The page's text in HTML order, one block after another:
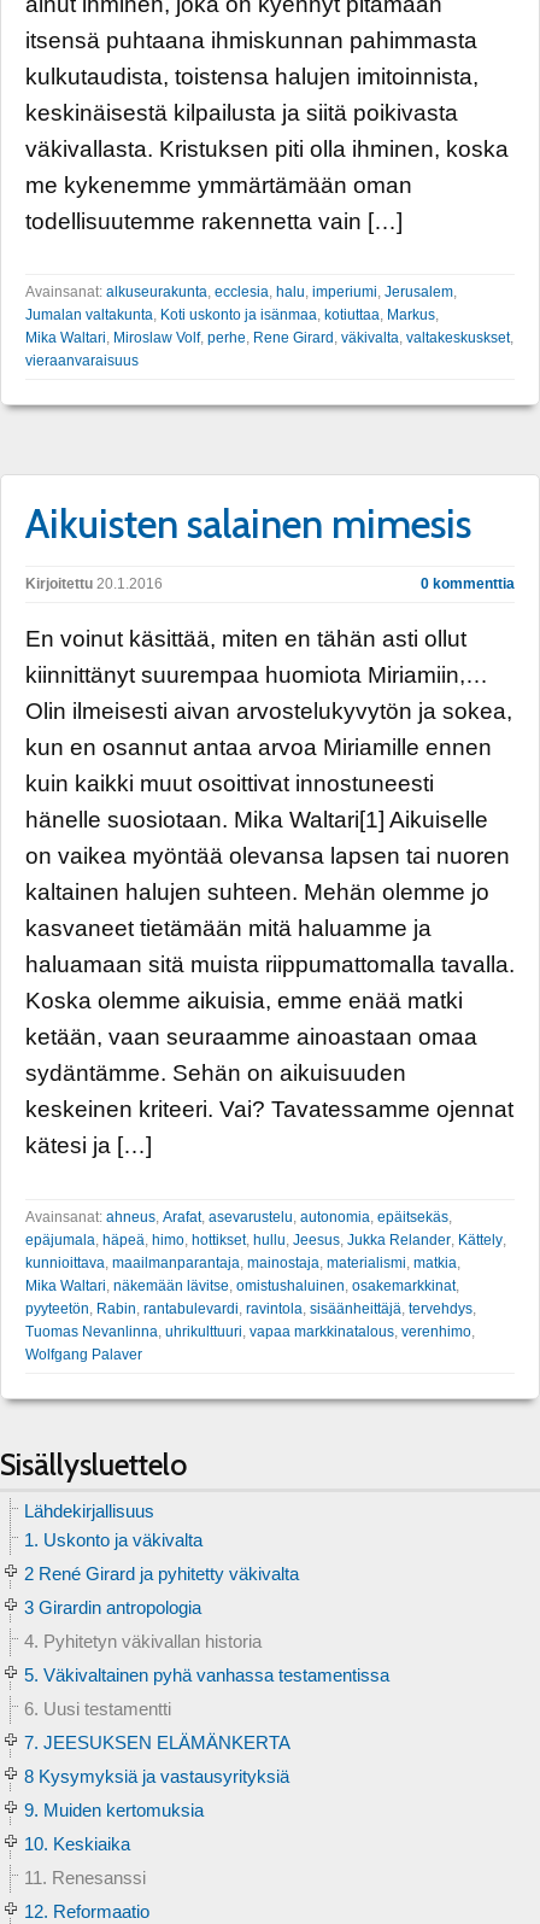
itsensä puhtaana ihmiskunnan pahimmasta
kulkutaudista, toistensa halujen imitoinnista,
keskinäisestä kilpailusta ja siitä poikivasta
väkivallasta. Kristuksen piti olla ihminen, koska
me kykenemme ymmärtämään oman
todellisuutemme rakennetta vain […]
Avainsanat: alkuseurakunta, ecclesia, halu, imperiumi, Jerusalem,
Jumalan valtakunta, Koti uskonto ja isänmaa, kotiuttaa, Markus,
Mika Waltari, Miroslaw Volf, perhe, Rene Girard , väkivalta, valtakeskuskset,
vieraanvaraisuus
Aikuisten salainen mimesis
Kirjoitettu 20.1.2016 0 kommenttia
En voinut käsittää, miten en tähän asti ollut
kiinnittänyt suurempaa huomiota Miriamiin,…
Olin ilmeisesti aivan arvostelukyvytön ja sokea,
kun en osannut antaa arvoa Miriamille ennen
kuin kaikki muut osoittivat innostuneesti
hänelle suosiotaan. Mika Waltari[1] Aikuiselle
on vaikea myöntää olevansa lapsen tai nuoren
kaltainen halujen suhteen. Mehän olemme jo
kasvaneet tietämään mitä haluamme ja
haluamaan sitä muista riippumattomalla tavalla.
Koska olemme aikuisia, emme enää matki
ketään, vaan seuraamme ainoastaan omaa
sydäntämme. Sehän on aikuisuuden
keskeinen kriteeri. Vai? Tavatessamme ojennat
kätesi ja […]
Avainsanat: ahneus Arafat, asevarustelu autonomia epäitsekäs
epäjumala häpeä himo hottikset, hullu Jeesus Jukka Relander Kättely
kunnioittava maailmanparantaja mainostaja materialismi matkia
Mika Waltari näkemään lävitse omistushaluinen osakemarkkinat,
pyyteetön Rabin rantabulevardi ravintola sisäänheittäjä tervehdys
Tuomas Nevanlinna uhrikulttuuri vapaa markkinatalous verenhimo
Wolfgang Palaver
Sisällysluettelo
Lähdekirjallisuus
1. Uskonto ja väkivalta
2 René Girard ja pyhitetty väkivalta
3 Girardin antropologia
4. Pyhitetyn väkivallan historia
5. Väkivaltainen pyhä vanhassa testamentissa
6. Uusi testamentti
7. JEESUKSEN ELÄMÄNKERTA
8 Kysymyksiä ja vastausyrityksiä
9. Muiden kertomuksia
10. Keskiaika
11. Renesanssi
12. Reformaatio